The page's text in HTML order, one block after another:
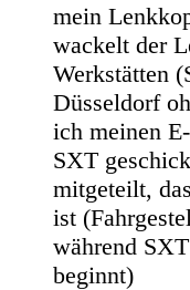
mein
wackelt der
Werkstätten
Düsseldorf
ich meinen
SXT
mitgeteilt,
ist
während
beginnt)